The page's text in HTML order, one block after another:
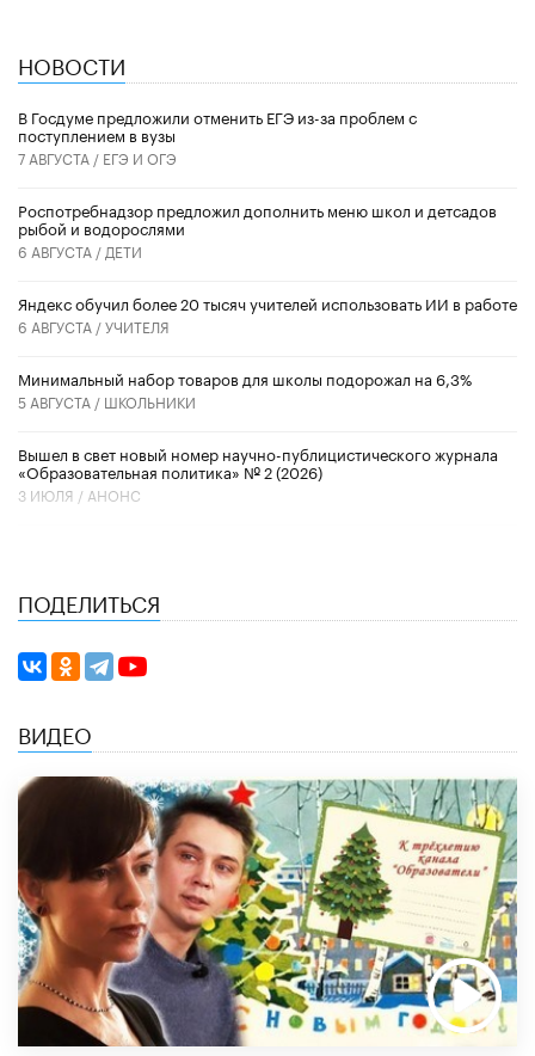
НОВОСТИ
В Госдуме предложили отменить ЕГЭ из-за проблем с
поступлением в вузы
7 АВГУСТА / ЕГЭ И ОГЭ
Роспотребнадзор предложил дополнить меню школ и детсадов
рыбой и водорослями
6 АВГУСТА / ДЕТИ
​Яндекс обучил более 20 тысяч учителей использовать ИИ в работе
6 АВГУСТА /УЧИТЕЛЯ
Минимальный набор товаров для школы подорожал на 6,3%
5 АВГУСТА / ШКОЛЬНИКИ
Вышел в свет новый номер научно-публицистического журнала
«Образовательная политика» № 2 (2026)
3 ИЮЛЯ / АНОНС
ПОДЕЛИТЬСЯ
ВИДЕО